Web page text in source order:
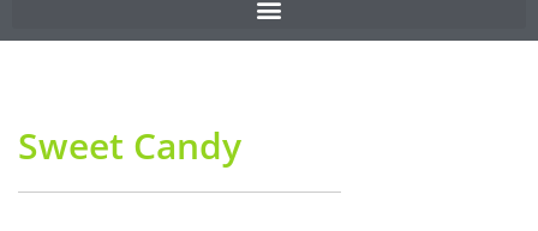
Sweet Candy